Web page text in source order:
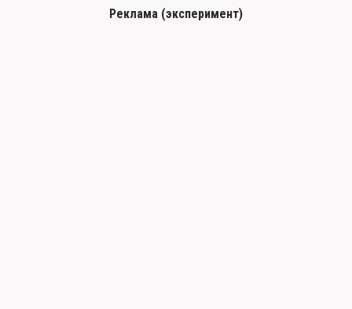
Реклама (эксперимент)